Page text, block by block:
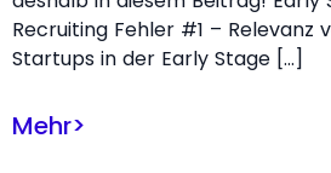
Recruiting Fehler #1 – Relevanz
Startups in der Early Stage […]
Mehr>